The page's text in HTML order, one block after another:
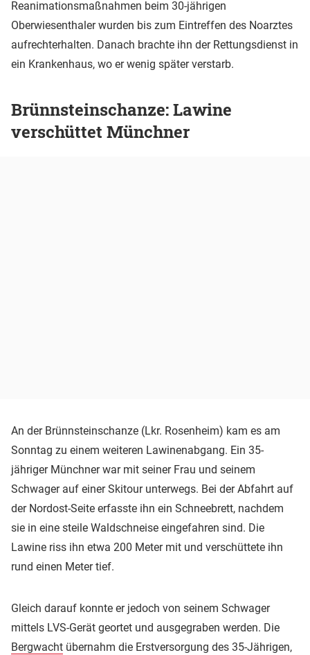
Reanimationsmaßnahmen beim 30-jährigen
Oberwiesenthaler wurden bis zum Eintreffen des Noarztes
aufrechterhalten. Danach brachte ihn der Rettungsdienst in
ein Krankenhaus, wo er wenig später verstarb.
Brünnsteinschanze: Lawine
verschüttet Münchner
An der Brünnsteinschanze (Lkr. Rosenheim) kam es am
Sonntag zu einem weiteren Lawinenabgang. Ein 35-
jähriger Münchner war mit seiner Frau und seinem
Schwager auf einer Skitour unterwegs. Bei der Abfahrt auf
der Nordost-Seite erfasste ihn ein Schneebrett, nachdem
sie in eine steile Waldschneise eingefahren sind. Die
Lawine riss ihn etwa 200 Meter mit und verschüttete ihn
rund einen Meter tief.
Gleich darauf konnte er jedoch von seinem Schwager
mittels LVS-Gerät geortet und ausgegraben werden. Die
Bergwacht übernahm die Erstversorgung des 35-Jährigen,